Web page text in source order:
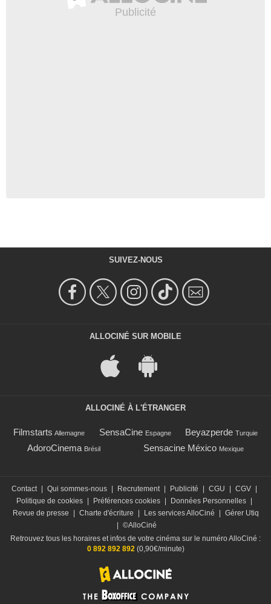
SUIVEZ-NOUS
ALLOCINÉ SUR MOBILE
ALLOCINÉ À L'ÉTRANGER
Filmstarts Allemagne SensaCine Espagne Beyazperde Turquie
AdoroCinema Brésil Sensacine México Mexique
Contact Qui sommes-nous Recrutement Publicité CGU CGV
Politique de cookies
Préférences cookies Données Personnelles
Revue de presse
Charte d'écriture Les services AlloCiné
Gérer Utiq
©AlloCiné
Retrouvez tous les horaires et infos de votre cinéma sur le numéro AlloCiné :
0 892 892 892(0,90€/minute)